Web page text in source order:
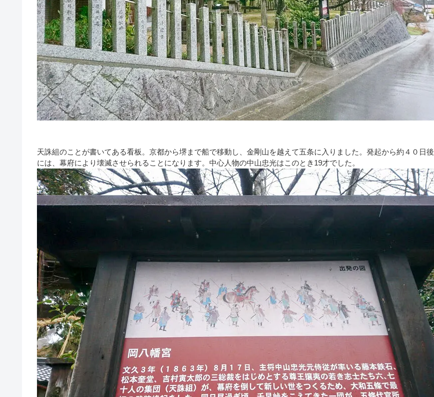
天誅組のことが書いてある看板。京都から堺まで船で移動し、金剛山を越えて五条に入りました。発起から約４０日後
には、幕府により壊滅させられることになります。中心人物の中山忠光はこのとき19才でした。